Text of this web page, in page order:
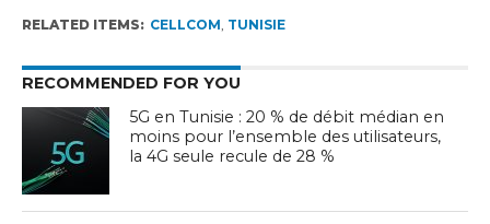
RELATED ITEMS: CELLCOM, TUNISIE
RECOMMENDED FOR YOU
5G en Tunisie : 20 % de débit médian en
moins pour l’ensemble des utilisateurs,
la 4G seule recule de 28 %